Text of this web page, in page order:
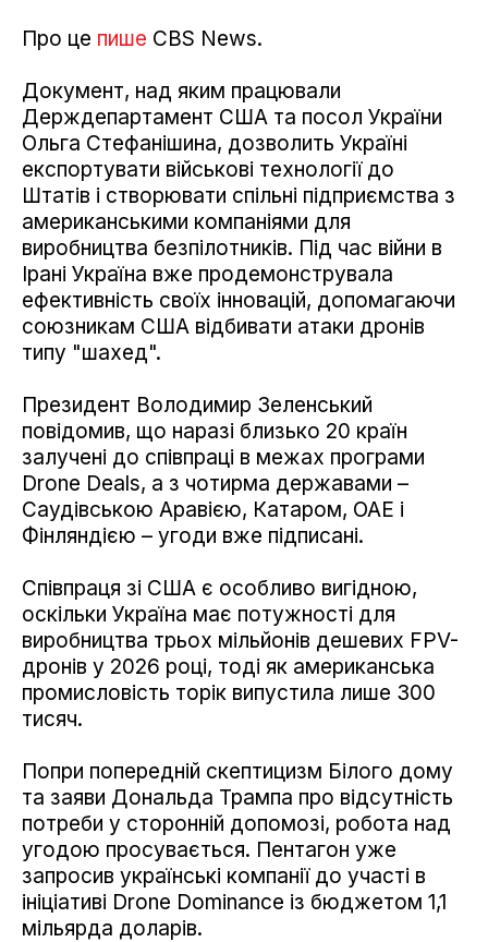
Про це пише CBS News.
Документ, над яким працювали
Держдепартамент США та посол України
Ольга Стефанішина, дозволить Україні
експортувати військові технології до
Штатів і створювати спільні підприємства з
американськими компаніями для
виробництва безпілотників. Під час війни в
Ірані Україна вже продемонструвала
ефективність своїх інновацій, допомагаючи
союзникам США відбивати атаки дронів
типу "шахед".
Президент Володимир Зеленський
повідомив, що наразі близько 20 країн
залучені до співпраці в межах програми
Drone Deals, а з чотирма державами –
Саудівською Аравією, Катаром, ОАЕ і
Фінляндією – угоди вже підписані.
Співпраця зі США є особливо вигідною,
оскільки Україна має потужності для
виробництва трьох мільйонів дешевих FPV-
дронів у 2026 році, тоді як американська
промисловість торік випустила лише 300
тисяч.
Попри попередній скептицизм Білого дому
та заяви Дональда Трампа про відсутність
потреби у сторонній допомозі, робота над
угодою просувається. Пентагон уже
запросив українські компанії до участі в
ініціативі Drone Dominance із бюджетом 1,1
мільярда доларів.